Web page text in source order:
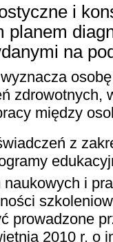
i
planem
na
zdrowotnych,
między
z
i
prowadzone
2010 r. o